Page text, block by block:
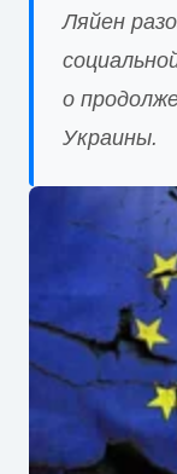
Ляйен
о
Украины.